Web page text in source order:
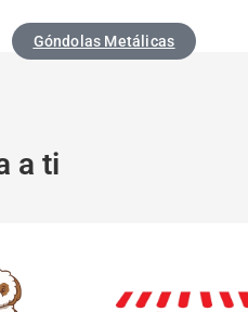
Góndolas Metálicas
a ti